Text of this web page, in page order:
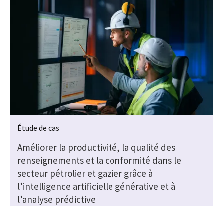
Étude de cas
Améliorer la productivité, la qualité des
renseignements et la conformité dans le
secteur pétrolier et gazier grâce à
l’intelligence artificielle générative et à
l’analyse prédictive